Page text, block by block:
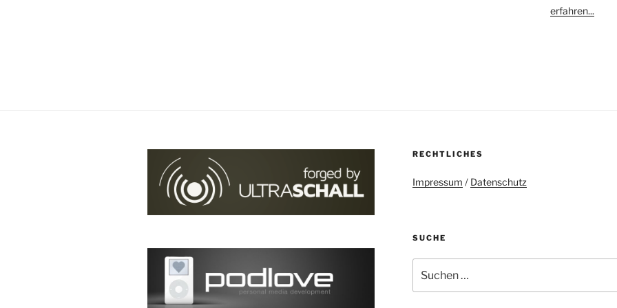
erfahren...
RECHTLICHES
Impressum / Datenschutz
SUCHE
nach: